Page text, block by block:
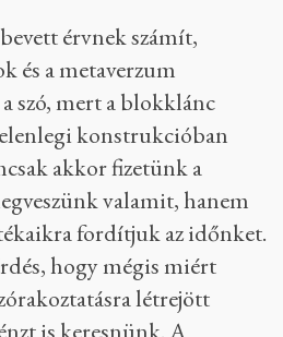
érvnek számít,
és a metaverzum
szó, mert a blokklánc
konstrukcióban
akkor fizetünk a
valamit, hanem
fordítjuk az időnket.
hogy mégis miért
létrejött